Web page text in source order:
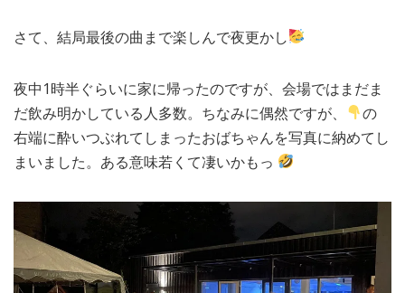
さて、結局最後の曲まで楽しんで夜更かし
夜中1時半ぐらいに家に帰ったのですが、会場ではまだま
だ飲み明かしている人多数。ちなみに偶然ですが、
の
右端に酔いつぶれてしまったおばちゃんを写真に納めてし
まいました。ある意味若くて凄いかもっ